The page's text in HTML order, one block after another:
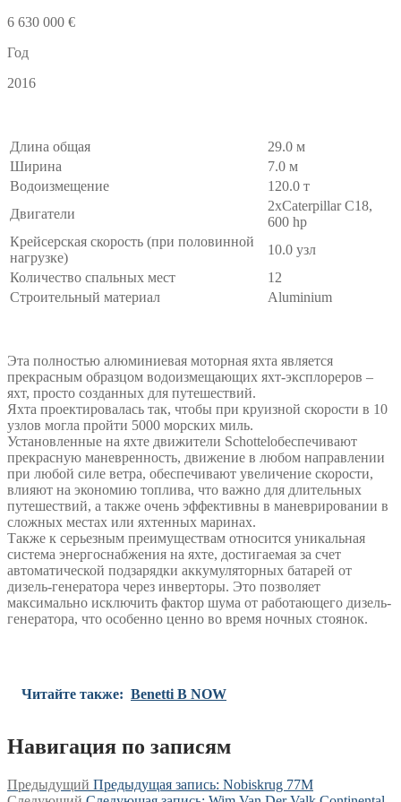
6 630 000 €
Год
2016
Длина общая
29.0 м
Ширина
7.0 м
Водоизмещение
120.0 т
Двигатели
2xCaterpillar C18,
600 hp
Крейсерская скорость (при половинной
нагрузке)
10.0 узл
Количество спальных мест
12
Строительный материал
Aluminium
Эта полностью алюминиевая моторная яхта является
прекрасным образцом водоизмещающих яхт-эксплореров –
яхт, просто созданных для путешествий.
Яхта проектировалась так, чтобы при круизной скорости в 10
узлов могла пройти 5000 морских миль.
Установленные на яхте движители Schottelобеспечивают
прекрасную маневренность, движение в любом направлении
при любой силе ветра, обеспечивают увеличение скорости,
влияют на экономию топлива, что важно для длительных
путешествий, а также очень эффективны в маневрировании в
сложных местах или яхтенных маринах.
Также к серьезным преимуществам относится уникальная
система энергоснабжения на яхте, достигаемая за счет
автоматической подзарядки аккумуляторных батарей от
дизель-генератора через инверторы. Это позволяет
максимально исключить фактор шума от работающего дизель-
генератора, что особенно ценно во время ночных стоянок.
Читайте также: Benetti B NOW
Навигация по записям
Предыдущий Предыдущая запись: Nobiskrug 77M